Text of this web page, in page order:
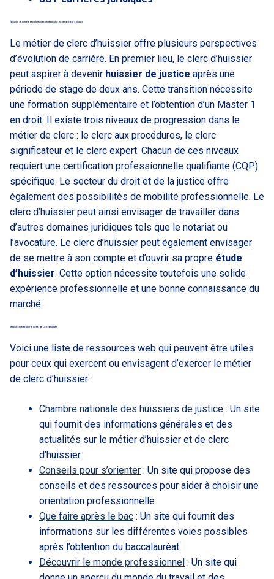
Évolution de carrière et opportunités futures pour le métier de clerc d’huissier
Le métier de clerc d’huissier offre plusieurs perspectives
d’évolution de carrière. En premier lieu, le clerc d’huissier
peut aspirer à devenir huissier de justice après une
période de stage de deux ans. Cette transition nécessite
une formation supplémentaire et l’obtention d’un Master 1
en droit. Il existe trois niveaux de progression dans le
métier de clerc : le clerc aux procédures, le clerc
significateur et le clerc expert. Chacun de ces niveaux
requiert une certification professionnelle qualifiante (CQP)
spécifique. Le secteur du droit et de la justice offre
également des possibilités de mobilité professionnelle. Le
clerc d’huissier peut ainsi envisager de travailler dans
d’autres domaines juridiques tels que le notariat ou
l’avocature. Le clerc d’huissier peut également envisager
de se mettre à son compte et d’ouvrir sa propre étude
d’huissier. Cette option nécessite toutefois une solide
expérience professionnelle et une bonne connaissance du
marché.
Ressources Utiles pour le Métier de Clerc d’Huissier
Voici une liste de ressources web qui peuvent être utiles
pour ceux qui exercent ou envisagent d’exercer le métier
de clerc d’huissier :
Chambre nationale des huissiers de justice : Un site
qui fournit des informations générales et des
actualités sur le métier d’huissier et de clerc
d’huissier.
Conseils pour s’orienter : Un site qui propose des
conseils et des ressources pour aider à choisir une
orientation professionnelle.
Que faire après le bac : Un site qui fournit des
informations sur les différentes voies possibles
après l’obtention du baccalauréat.
Découvrir le monde professionnel : Un site qui